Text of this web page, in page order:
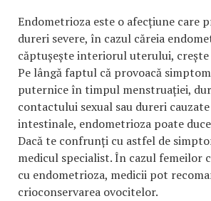
Endometrioza este o afecțiune care
dureri severe, în cazul căreia
căptușește interiorul uterului,
Pe lângă faptul că provoacă
puternice în timpul menstruației,
contactului sexual sau dureri
intestinale, endometrioza poate
Dacă te confrunți cu astfel de
medicul specialist. În cazul femeilor
cu endometrioza, medicii pot
crioconservarea ovocitelor.